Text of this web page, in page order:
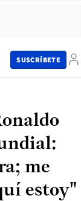
SUSCRÍBETE
me
estoy"